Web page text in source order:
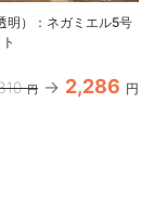
明）：ネガミエル5号
円 2,286 円